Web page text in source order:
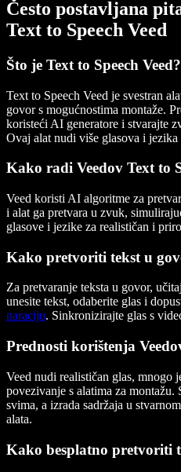
Često postavljana
Text to Speech Veed
Što je Text to Speech Veed?
Text to Speech Veed je svestran
govor s mogućnostima montaže.
koristeći AI generatore i stvarajte
Ovaj alat nudi više glasova i
Kako radi Veedov Text to
Veed koristi AI algoritme za
i alat ga pretvara u zvuk,
glasove i jezike za realističan i
Kako pretvoriti tekst u
Za pretvaranje teksta u govor,
unesite tekst, odaberite glas i
naraciju. Sinkronizirajte glas s
Prednosti korištenja
Veed nudi realističan glas, mnogo
povezivanje s alatima za
svima, a izrada sadržaja u
alata.
Kako besplatno pretvoriti